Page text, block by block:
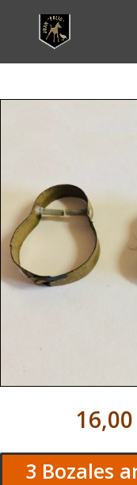
16,00
3 Bozales